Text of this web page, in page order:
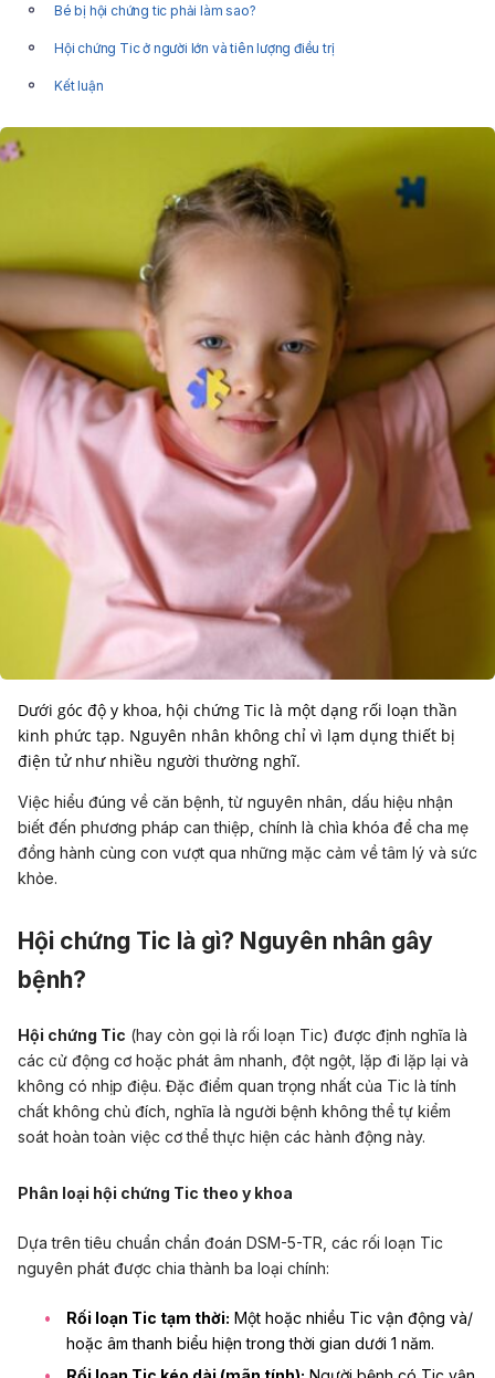
Bé bị hội chứng tic phải làm sao?
Hội chứng Tic ở người lớn và tiên lượng điều trị
Kết luận
Dưới góc độ y khoa, hội chứng Tic là một dạng rối loạn thần
kinh phức tạp. Nguyên nhân không chỉ vì lạm dụng thiết bị
điện tử như nhiều người thường nghĩ.
Việc hiểu đúng về căn bệnh, từ nguyên nhân, dấu hiệu nhận
biết đến phương pháp can thiệp, chính là chìa khóa để cha mẹ
đồng hành cùng con vượt qua những mặc cảm về tâm lý và sức
khỏe.
Hội chứng Tic là gì? Nguyên nhân gây
bệnh?
Hội chứng Tic (hay còn gọi là rối loạn Tic) được định nghĩa là
các cử động cơ hoặc phát âm nhanh, đột ngột, lặp đi lặp lại và
không có nhịp điệu. Đặc điểm quan trọng nhất của Tic là tính
chất không chủ đích, nghĩa là người bệnh không thể tự kiểm
soát hoàn toàn việc cơ thể thực hiện các hành động này.
Phân loại hội chứng Tic theo y khoa
Dựa trên tiêu chuẩn chẩn đoán DSM-5-TR, các rối loạn Tic
nguyên phát được chia thành ba loại chính:
Rối loạn Tic tạm thời: Một hoặc nhiều Tic vận động và/
hoặc âm thanh biểu hiện trong thời gian dưới 1 năm.